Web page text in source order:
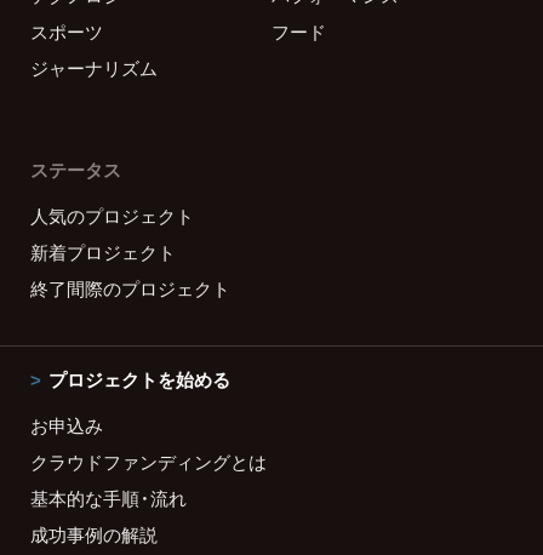
スポーツ
フード
ジャーナリズム
ステータス
人気のプロジェクト
新着プロジェクト
終了間際のプロジェクト
プロジェクトを始める
お申込み
クラウドファンディングとは
基本的な手順・流れ
成功事例の解説